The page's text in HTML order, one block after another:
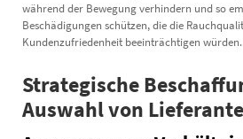
während der Bewegung verhindern und so
Beschädigungen schützen, die die
Kundenzufriedenheit beeinträchtigen würden.
Strategische
Auswahl von